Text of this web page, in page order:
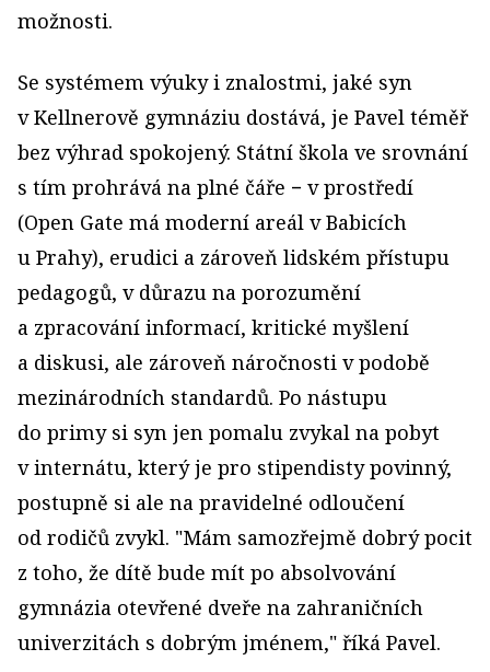
možnosti.
Se systémem výuky i znalostmi, jaké syn
v Kellnerově gymnáziu dostává, je Pavel téměř
bez výhrad spokojený. Státní škola ve srovnání
s tím prohrává na plné čáře − v prostředí
(Open Gate má moderní areál v Babicích
u Prahy), erudici a zároveň lidském přístupu
pedagogů, v důrazu na porozumění
a zpracování informací, kritické myšlení
a diskusi, ale zároveň náročnosti v podobě
mezinárodních standardů. Po nástupu
do primy si syn jen pomalu zvykal na pobyt
v internátu, který je pro stipendisty povinný,
postupně si ale na pravidelné odloučení
od rodičů zvykl. "Mám samozřejmě dobrý pocit
z toho, že dítě bude mít po absolvování
gymnázia otevřené dveře na zahraničních
univerzitách s dobrým jménem," říká Pavel.